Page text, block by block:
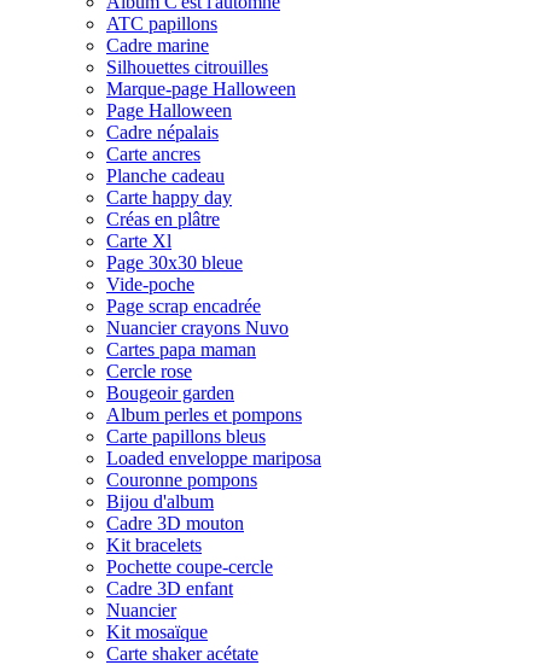
ATC papillons
Cadre marine
Silhouettes citrouilles
Marque-page Halloween
Page Halloween
Cadre népalais
Carte ancres
Planche cadeau
Carte happy day
Créas en plâtre
Carte Xl
Page 30x30 bleue
Vide-poche
Page scrap encadrée
Nuancier crayons Nuvo
Cartes papa maman
Cercle rose
Bougeoir garden
Album perles et pompons
Carte papillons bleus
Loaded enveloppe mariposa
Couronne pompons
Bijou d'album
Cadre 3D mouton
Kit bracelets
Pochette coupe-cercle
Cadre 3D enfant
Nuancier
Kit mosaïque
Carte shaker acétate